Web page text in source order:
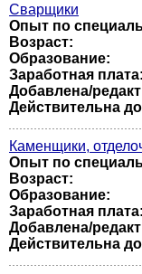
Сварщики
Опыт по
Возраст:
Образование:
Заработная плата:
Добавлена/
Действительна
Каменщики,
Опыт по
Возраст:
Образование:
Заработная плата:
Добавлена/
Действительна